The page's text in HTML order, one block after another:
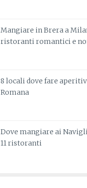
Mangiare in Brera a
ristoranti romantici e
8 locali dove fare
Romana
Dove mangiare ai
11 ristoranti